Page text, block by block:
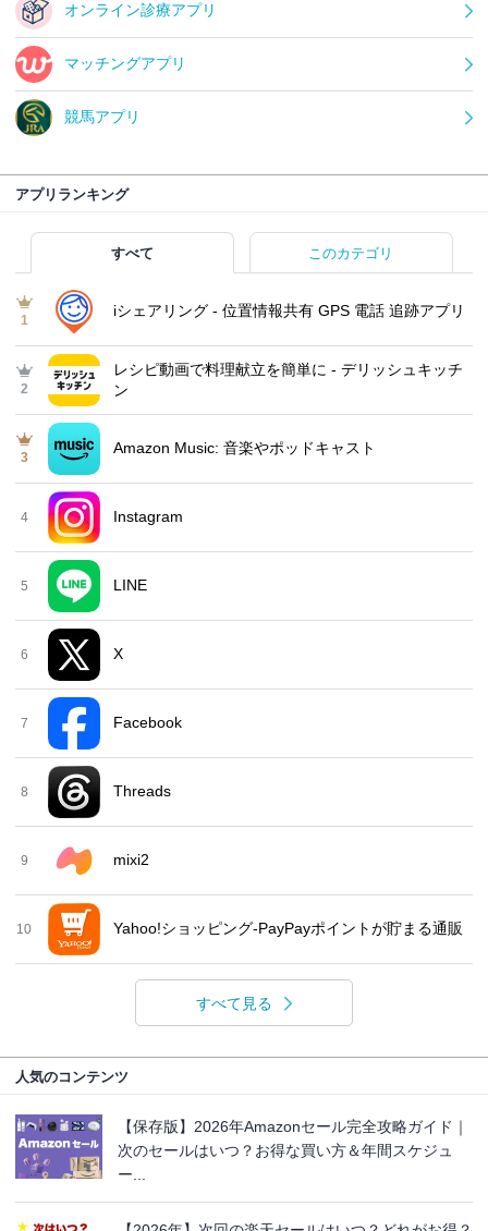
オンライン診療アプリ
マッチングアプリ
競馬アプリ
アプリランキング
すべて このカテゴリ
1
iシェアリング - 位置情報共有 GPS 電話 追跡アプリ
2
レシピ動画で料理献立を簡単‪に - デリッシュキッチ
ン
3
Amazon Music: 音楽やポッドキャスト
4 Instagram
5 LINE
6 X
7 Facebook
8 Threads
9 mixi2
10 Yahoo!ショッピング-PayPayポイントが貯まる通販
すべて見る
人気のコンテンツ
【保存版】2026年Amazonセール完全攻略ガイド｜
次のセールはいつ？お得な買い方＆年間スケジュ
ー...